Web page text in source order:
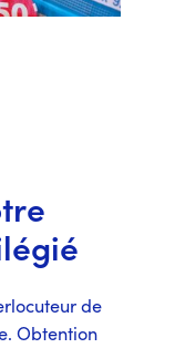
de
Obtention